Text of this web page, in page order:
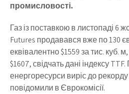
промисловості.
Газ із поставкою в листопаді 6
Futures продавався вже по 130
еквівалентно $1559 за тис. куб.
$1607, свідчать дані індексу
енергоресурси виріс до рекорду
повідомили в Єврокомісії.